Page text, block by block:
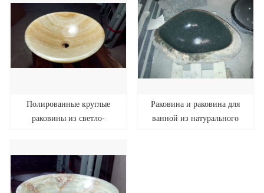
Полированные круглые
раковины из светло-
Раковина и раковина для
ванной из натурального